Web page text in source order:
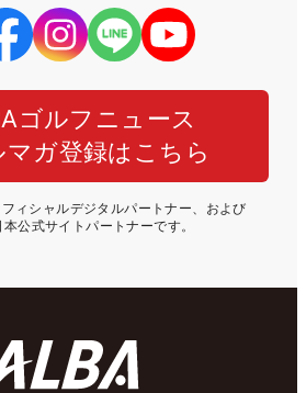
ゴルフニュース
マガ登録はこちら
ィシャルデジタルパートナー、および
本公式サイトパートナーです。